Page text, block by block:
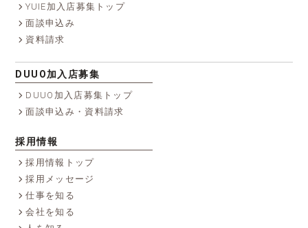
YUIE加入店募集トップ
面談申込み
資料請求
DUUO加入店募集
DUUO加入店募集トップ
面談申込み・資料請求
採用情報
採用情報トップ
採用メッセージ
仕事を知る
会社を知る